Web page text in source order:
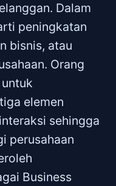
Dalam
peningkatan
bisnis, atau
Orang
elemen
sehingga
perusahaan
Business